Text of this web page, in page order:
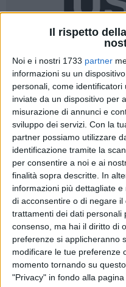
Il rispetto
Noi e i nostri 1733 partner
informazioni su un
personali, come
inviate da un dispositivo per
misurazione di annunci e
sviluppo dei servizi. Con la
partner possiamo utilizzare
identificazione tramite la
per consentire a noi e ai
finalità sopra descritte. In
informazioni più dettagliate
di acconsentire o di negare il
trattamenti dei dati personali
consenso, ma hai il diritto di
preferenze si applicheranno
modificare le tue preferenze
momento tornando su
"Privacy" in fondo alla pagina
2
Matteo Marcenaro
di
dell'Adriatico tra Bari e
giornata di serie B, in
lunedì 8 dicembre, alle ore
Gli assistenti di linea
milanese Marco
invece Maria Marotta di
Giua di Olbia ed il riminese